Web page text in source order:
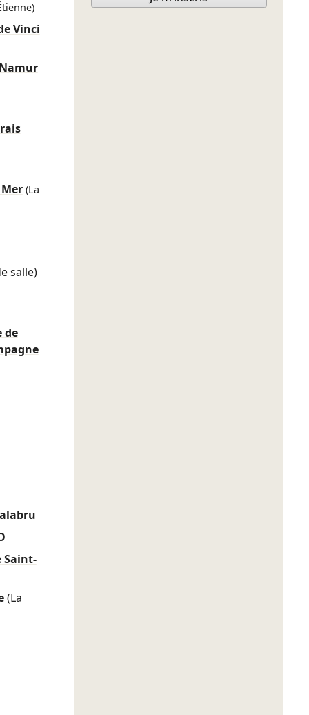
Vinci
(La
salle)
de
Saint-
(La